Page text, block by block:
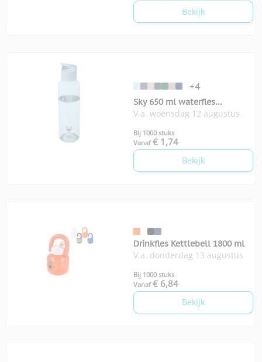
Bekijk
+4
Sky 650 ml waterfles
gerecycled plastic
V.a. woensdag 12 augustus
Bij 1000 stuks
Vanaf € 1,74
Bekijk
Drinkfles Kettlebell 1800 ml
V.a. donderdag 13 augustus
Bij 1000 stuks
Vanaf € 6,84
Bekijk